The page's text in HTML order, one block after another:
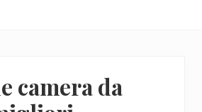
camera da